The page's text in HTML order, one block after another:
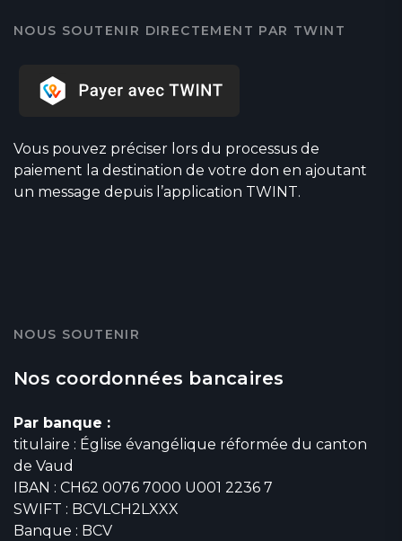
NOUS SOUTENIR DIRECTEMENT PAR TWINT
Vous pouvez préciser lors du processus de
paiement la destination de votre don en ajoutant
un message depuis l’application TWINT.
NOUS SOUTENIR
Nos coordonnées bancaires
Par banque :
titulaire : Église évangélique réformée du canton
de Vaud
IBAN : CH62 0076 7000 U001 2236 7
SWIFT : BCVLCH2LXXX
Banque : BCV